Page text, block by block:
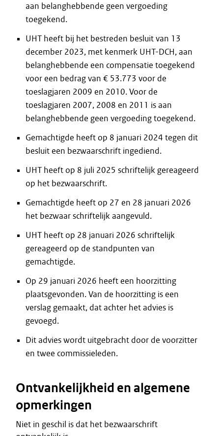
aan belanghebbende geen vergoeding
toegekend.
UHT heeft bij het bestreden besluit van 13
december 2023, met kenmerk UHT-DCH, aan
belanghebbende een compensatie toegekend
voor een bedrag van € 53.773 voor de
toeslagjaren 2009 en 2010. Voor de
toeslagjaren 2007, 2008 en 2011 is aan
belanghebbende geen vergoeding toegekend.
Gemachtigde heeft op 8 januari 2024 tegen dit
besluit een bezwaarschrift ingediend.
UHT heeft op 8 juli 2025 schriftelijk gereageerd
op het bezwaarschrift.
Gemachtigde heeft op 27 en 28 januari 2026
het bezwaar schriftelijk aangevuld.
UHT heeft op 28 januari 2026 schriftelijk
gereageerd op de standpunten van
gemachtigde.
Op 29 januari 2026 heeft een hoorzitting
plaatsgevonden. Van de hoorzitting is een
verslag gemaakt, dat achter het advies is
gevoegd.
Dit advies wordt uitgebracht door de voorzitter
en twee commissieleden.
Ontvankelijkheid en algemene
opmerkingen
Niet in geschil is dat het bezwaarschrift